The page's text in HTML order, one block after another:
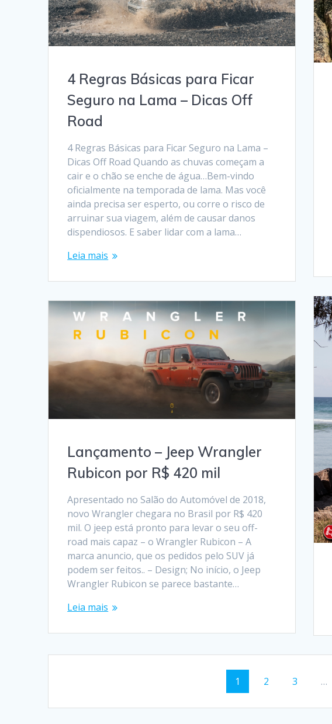
4 Regras Básicas para Ficar
Seguro na Lama – Dicas Off
Road
4 Regras Básicas para Ficar Seguro na Lama –
Dicas Off Road Quando as chuvas começam a
cair e o chão se enche de água…Bem-vindo
oficialmente na temporada de lama. Mas você
ainda precisa ser esperto, ou corre o risco de
arruinar sua viagem, além de causar danos
dispendiosos. E saber lidar com a lama…
Leia mais
Lançamento – Jeep Wrangler
Rubicon por R$ 420 mil
Apresentado no Salão do Automóvel de 2018,
novo Wrangler chegara no Brasil por R$ 420
mil. O jeep está pronto para levar o seu off-
road mais capaz – o Wrangler Rubicon – A
marca anuncio, que os pedidos pelo SUV já
podem ser feitos.. – Design; No início, o Jeep
Wrangler Rubicon se parece bastante…
Leia mais
Página
1 Página
2 Página
3 …